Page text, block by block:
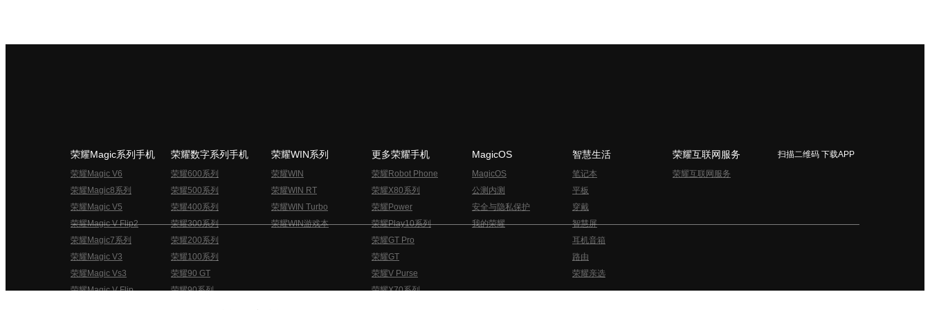
荣耀Magic系列手机
荣耀Magic V6
荣耀Magic8系列
荣耀Magic V5
荣耀Magic V Flip2
荣耀Magic7系列
荣耀Magic V3
荣耀Magic Vs3
荣耀Magic V Flip
荣耀数字系列手机
荣耀600系列
荣耀500系列
荣耀400系列
荣耀300系列
荣耀200系列
荣耀100系列
荣耀90 GT
荣耀90系列
荣耀WIN系列
荣耀WIN
荣耀WIN RT
荣耀WIN Turbo
荣耀WIN游戏本
更多荣耀手机
荣耀Robot Phone
荣耀X80系列
荣耀Power
荣耀Play10系列
荣耀GT Pro
荣耀GT
荣耀V Purse
荣耀X70系列
MagicOS
MagicOS
公测内测
安全与隐私保护
我的荣耀
智慧生活
笔记本
平板
穿戴
智慧屏
耳机音箱
路由
荣耀亲选
荣耀互联网服务
荣耀互联网服务
扫描二维码 下载APP